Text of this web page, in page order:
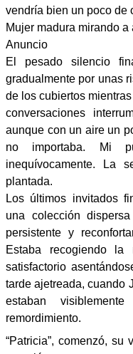
vendría bien un poco de
Mujer madura mirando
Anuncio
El pesado silencio
gradualmente por unas
de los cubiertos
conversaciones
aunque con un aire un
no importaba. Mi
inequívocamente. La
plantada.
Los últimos invitados
una colección
persistente y
Estaba recogiendo
satisfactorio
tarde ajetreada, cuando
estaban
remordimiento.
“Patricia”, comenzó,